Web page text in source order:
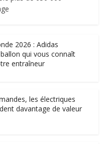
2026 : Adidas
qui vous connaît
entraîneur
les électriques
davantage de valeur